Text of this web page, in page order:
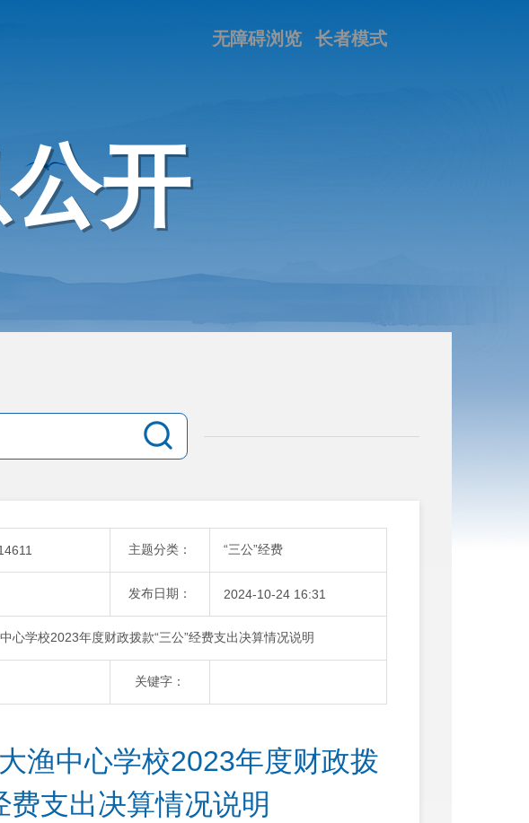
长者模式
无障碍浏览
开
主题分类： “三公”经费
发布日期： 2024-10-24 16:31
心学校2023年度财政拨款“三公”经费支出决算情况说明
关键字：
渔中心学校2023年度财政拨
费支出决算情况说明